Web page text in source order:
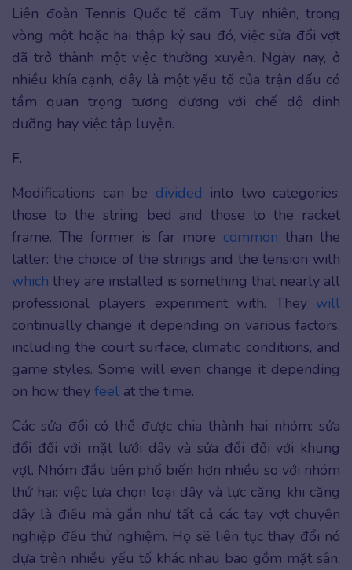
Liên đoàn Tennis Quốc tế cấm. Tuy nhiên, trong
vòng một hoặc hai thập kỷ sau đó, việc sửa đổi vợt
đã trở thành một việc thường xuyên. Ngày nay, ở
nhiều khía cạnh, đây là một yếu tố của trận đấu có
tầm quan trọng tương đương với chế độ dinh
dưỡng hay việc tập luyện.
F.
Modifications can be divided into two categories:
those to the string bed and those to the racket
frame. The former is far more common than the
latter: the choice of the strings and the tension with
which they are installed is something that nearly all
professional players experiment with. They will
continually change it depending on various factors,
including the court surface, climatic conditions, and
game styles. Some will even change it depending
on how they feel at the time.
Các sửa đổi có thể được chia thành hai nhóm: sửa
đổi đối với mặt lưới dây và sửa đổi đối với khung
vợt. Nhóm đầu tiên phổ biến hơn nhiều so với nhóm
thứ hai: việc lựa chọn loại dây và lực căng khi căng
dây là điều mà gần như tất cả các tay vợt chuyên
nghiệp đều thử nghiệm. Họ sẽ liên tục thay đổi nó
dựa trên nhiều yếu tố khác nhau bao gồm mặt sân,